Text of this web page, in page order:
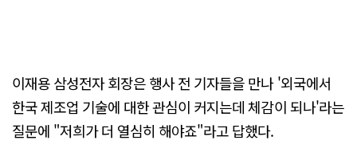
이재용 삼성전자 회장은 행사 전 기자들을 만나 '외국에서
한국 제조업 기술에 대한 관심이 커지는데 체감이 되나'라는
질문에 "저희가 더 열심히 해야죠"라고 답했다.